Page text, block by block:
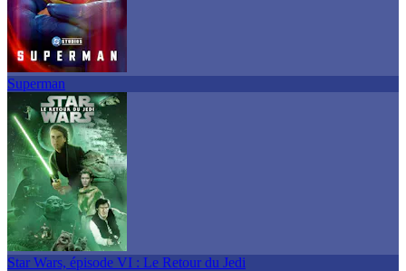
Superman
Star Wars, épisode VI : Le Retour du Jedi